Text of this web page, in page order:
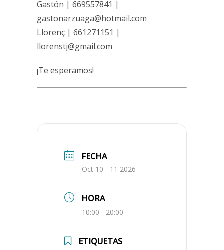
Gastón | 669557841 |
gastonarzuaga@hotmail.com
Llorenç | 661271151 |
llorenstj@gmail.com
¡Te esperamos!
FECHA
Oct 10 - 11 2026
HORA
10:00 - 20:00
ETIQUETAS